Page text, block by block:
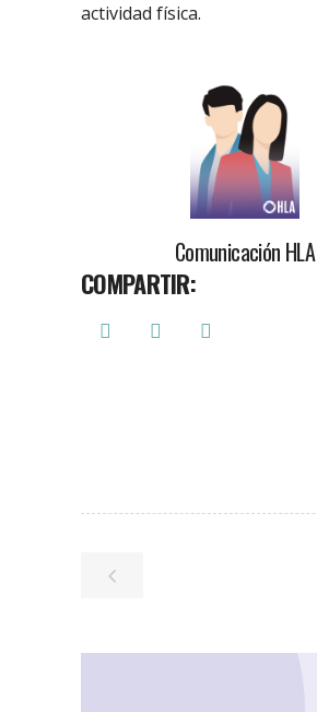
actividad física.
Comunicación HLA
COMPARTIR: